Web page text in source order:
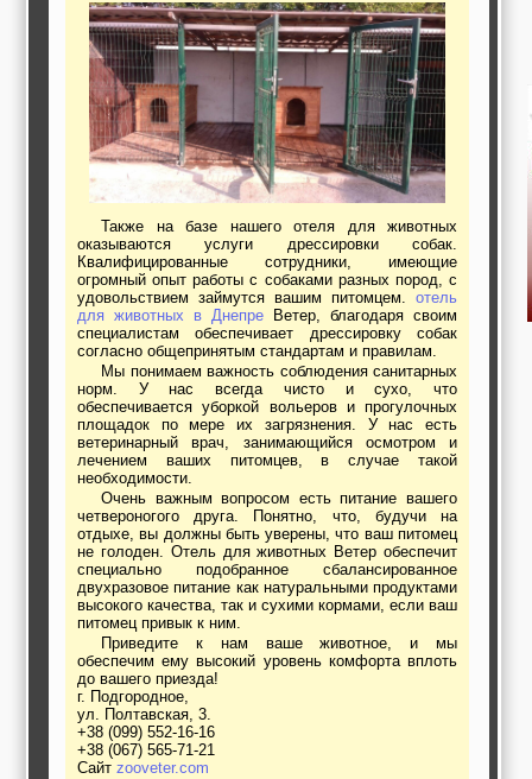
Трудоустройство,
кадровые агентства,
крюининг
Программирование
сайта
Также на базе нашего отеля для животных
оказываются услуги дрессировки собак.
Квалифицированные сотрудники, имеющие
огромный опыт работы с собаками разных пород, с
удовольствием займутся вашим питомцем. отель
для животных в Днепре Ветер, благодаря своим
специалистам обеспечивает дрессировку собак
согласно общепринятым стандартам и правилам.
Мы понимаем важность соблюдения санитарных
норм. У нас всегда чисто и сухо, что
обеспечивается уборкой вольеров и прогулочных
площадок по мере их загрязнения. У нас есть
ветеринарный врач, занимающийся осмотром и
лечением ваших питомцев, в случае такой
необходимости.
Очень важным вопросом есть питание вашего
четвероногого друга. Понятно, что, будучи на
отдыхе, вы должны быть уверены, что ваш питомец
не голоден. Отель для животных Ветер обеспечит
специально подобранное сбалансированное
двухразовое питание как натуральными продуктами
высокого качества, так и сухими кормами, если ваш
питомец привык к ним.
Приведите к нам ваше животное, и мы
обеспечим ему высокий уровень комфорта вплоть
до вашего приезда!
г. Подгородное,
ул. Полтавская, 3.
+38 (099) 552-16-16
+38 (067) 565-71-21
Сайт zooveter.com